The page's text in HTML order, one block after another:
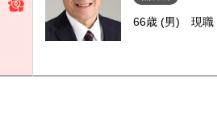
66歳 (男) 現職